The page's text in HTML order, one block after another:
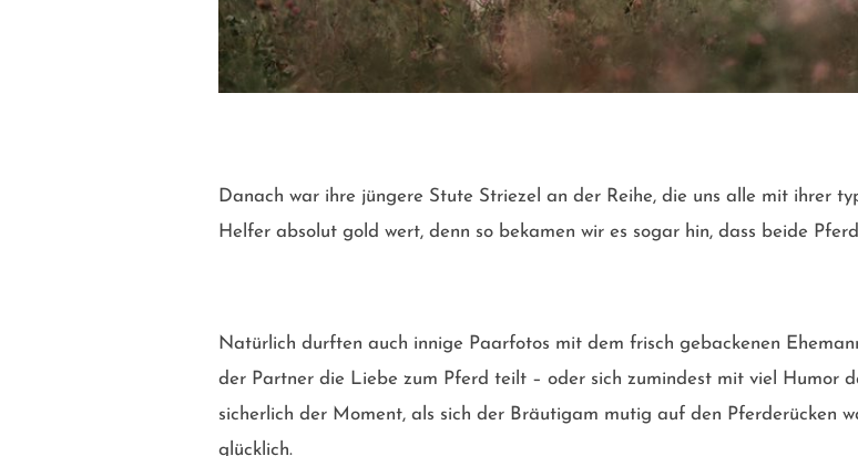
Danach war ihre jüngere Stute Striezel an der Reihe, die uns alle mit ihrer
Helfer absolut gold wert, denn so bekamen wir es sogar hin, dass beide
Natürlich durften auch innige Paarfotos mit dem frisch gebackenen
der Partner die Liebe zum Pferd teilt – oder sich zumindest mit viel Humor
sicherlich der Moment, als sich der Bräutigam mutig auf den Pferderücken
glücklich.